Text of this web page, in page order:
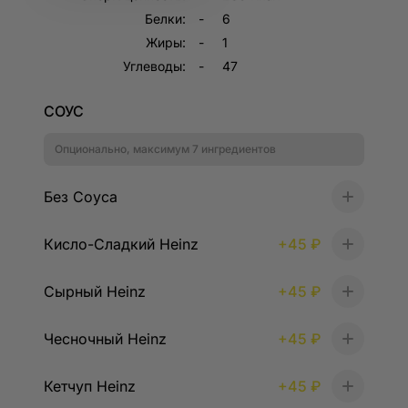
Белки:
6
Жиры:
1
Углеводы:
47
СОУС
Опционально, максимум 7 ингредиентов
Без Соуса +
Кисло-Сладкий Heinz +45 ₽ +
Сырный Heinz +45 ₽ +
Чесночный Heinz +45 ₽ +
Кетчуп Heinz +45 ₽ +